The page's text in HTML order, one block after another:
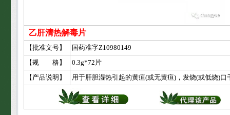
乙肝清热解毒片
【批准文号】
国药准字Z10980149
【规 格】
0.3g*72片
【产品说明】